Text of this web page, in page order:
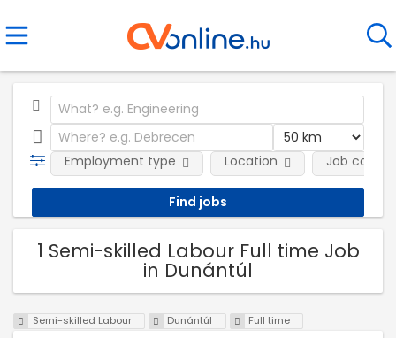
Employment type Location Job
1 Semi-skilled Labour Full time Job
in Dunántúl
Semi-skilled Labour Dunántúl Full time